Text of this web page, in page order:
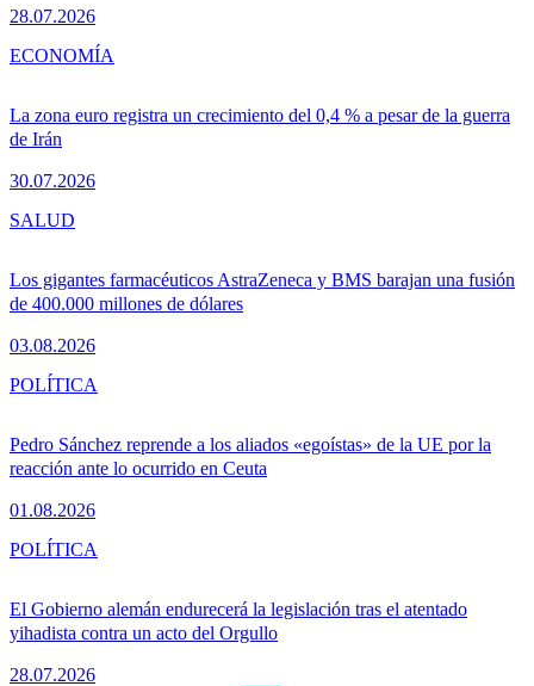
28.07.2026
La zona euro registra un crecimiento del 0,4 % a pesar de la guerra
de Irán
30.07.2026
ECONOMÍA
Los gigantes farmacéuticos AstraZeneca y BMS barajan una fusión
de 400.000 millones de dólares
03.08.2026
SALUD
Pedro Sánchez reprende a los aliados «egoístas» de la UE por la
reacción ante lo ocurrido en Ceuta
01.08.2026
POLÍTICA
El Gobierno alemán endurecerá la legislación tras el atentado
yihadista contra un acto del Orgullo
28.07.2026
POLÍTICA